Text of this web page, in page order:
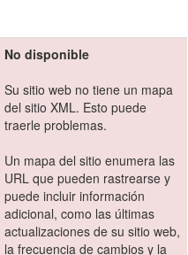
No disponible
Su sitio web no tiene un mapa
del sitio XML. Esto puede
traerle problemas.
Un mapa del sitio enumera las
URL que pueden rastrearse y
puede incluir información
adicional, como las últimas
actualizaciones de su sitio web,
la frecuencia de cambios y la